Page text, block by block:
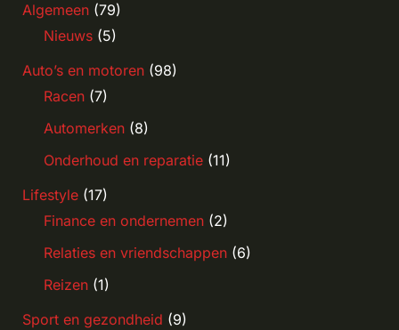
Algemeen(79)
Nieuws(5)
Auto’s en motoren(98)
Racen(7)
Automerken(8)
Onderhoud en reparatie(11)
Lifestyle(17)
Finance en ondernemen(2)
Relaties en vriendschappen(6)
Reizen(1)
Sport en gezondheid (9)